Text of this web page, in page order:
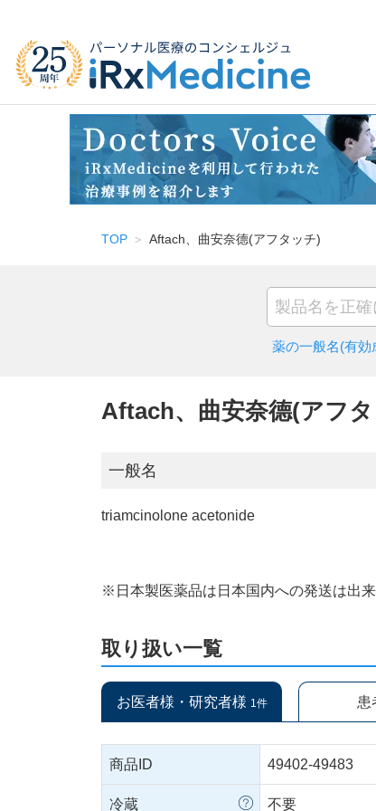
TOP Aftach、曲安奈德(アフタッチ)
薬の一般名(有効
Aftach、曲安奈德(アフ
一般名
triamcinolone acetonide
※日本製医薬品は日本国内への発送は出
取り扱い一覧
お医者様・研究者様 1件 患
商品ID 49402-49483
冷蔵 不要